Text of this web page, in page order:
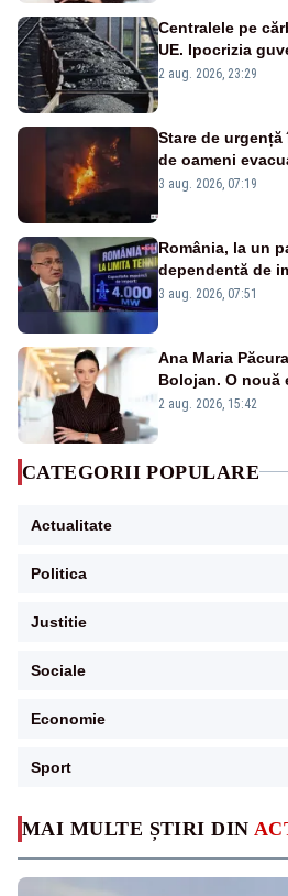
MAI MULTE ȘTIRI DIN
Centralele pe
UE. Ipocrizia
după starea de
2 aug. 2026, 23:29
Stare de
de oameni
puternice de
3 aug. 2026, 07:19
România, la un
dependentă de
alarmă tras de
3 aug. 2026, 07:51
Ana Maria
Bolojan. O nouă
emisiunii „Miza
2 aug. 2026, 15:42
CATEGORII POPULARE
Actualitate
Politica
Justitie
Sociale
Economie
Sport